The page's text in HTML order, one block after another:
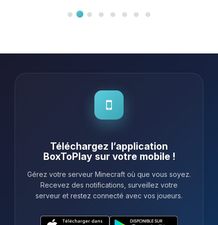
aucun lag et la fluidité du jeu est
Téléchargez l’application
BoxToPlay sur votre mobile !
Gérez votre serveur Minecraft où que vous soyez.
Recevez des notifications, surveillez votre
serveur et restez connecté avec vos joueurs.